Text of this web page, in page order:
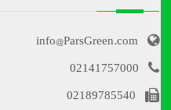
info@ParsGreen.com
02141757000
02189785540